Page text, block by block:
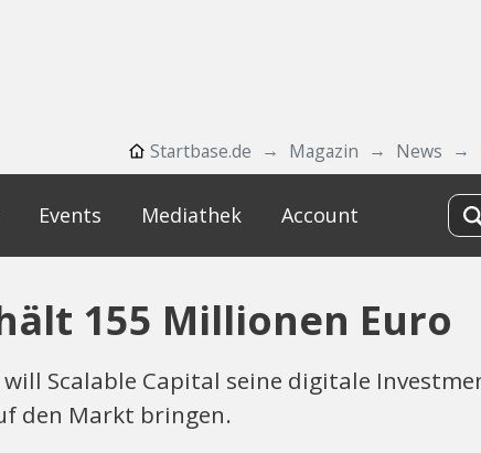
Startbase.de Magazin News
Events Mediathek Account
155 Millionen Euro
Scalable Capital seine digitale
den Markt bringen.